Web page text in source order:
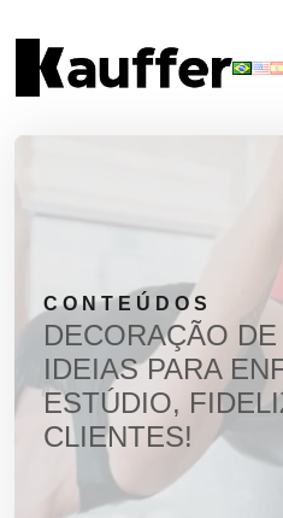
CONTEÚDOS
DECORAÇÃO
IDEIAS PARA
ESTÚDIO,
CLIENTES!